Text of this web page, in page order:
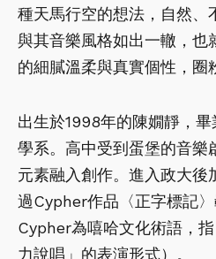
種天馬行空的想法，自然、
與其音樂風格如出一轍，也
的細膩溫柔與真實個性，圈
出生於1998年的陳嫺靜，
學系。高中受到蛋堡的音樂
元素融入創作。進入政大後
過Cypher作品〈正字標記
Cypher為嘻哈文化術語，
力說唱」的表演形式）。